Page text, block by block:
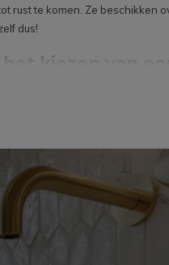
rust te komen. Ze beschikken
dus!
kiezen van
hebt ingemeten, zodat jouw
moet komen te zitten.
Bij onze Megadump
jij in de buurt van Oerle,
passend advies kunnen geven.